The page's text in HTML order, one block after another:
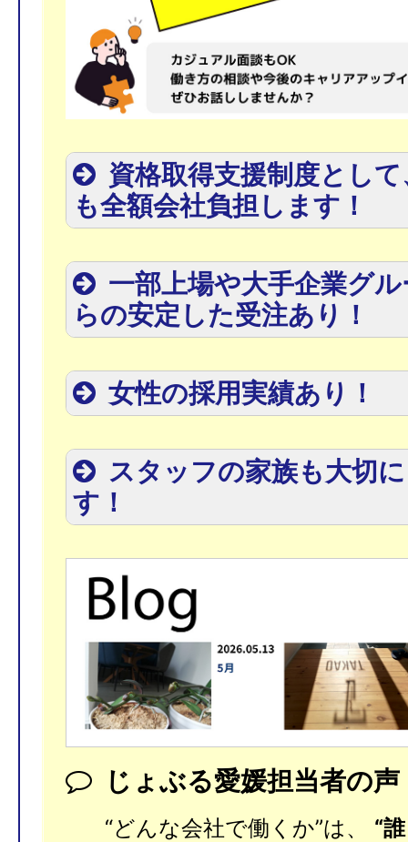
資格取得支援制度とし
も全額会社負担します！
一部上場や大手企業グ
らの安定した受注あり！
女性の採用実績あり！
スタッフの家族も大切
す！
じょぶる愛媛担当者の声
“どんな会社で働くか”は、 “